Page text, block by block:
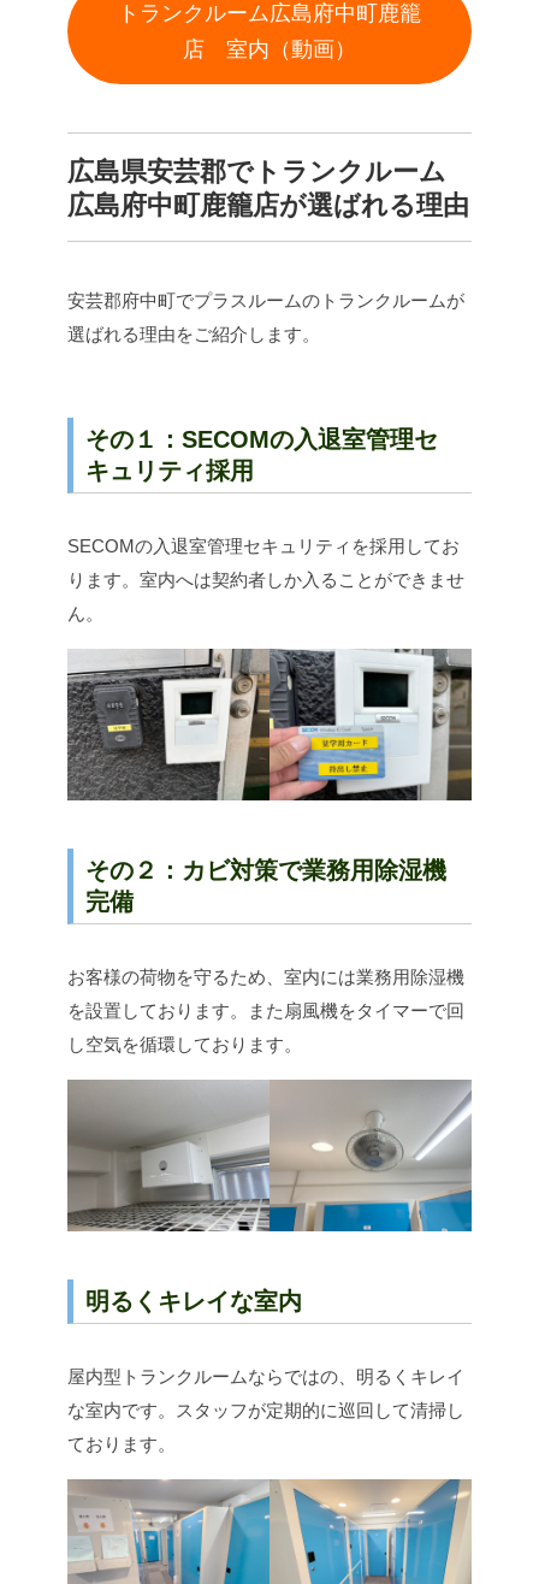
トランクルーム広島府中町鹿籠
店 室内（動画）
広島県安芸郡でトランクルーム
広島府中町鹿籠店が選ばれる理由
安芸郡府中町でプラスルームのトランクルームが
選ばれる理由をご紹介します。
その１：SECOMの入退室管理セ
キュリティ採用
SECOMの入退室管理セキュリティを採用してお
ります。室内へは契約者しか入ることができませ
ん。
その２：カビ対策で業務用除湿機
完備
お客様の荷物を守るため、室内には業務用除湿機
を設置しております。また扇風機をタイマーで回
し空気を循環しております。
明るくキレイな室内
屋内型トランクルームならではの、明るくキレイ
な室内です。スタッフが定期的に巡回して清掃し
ております。